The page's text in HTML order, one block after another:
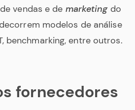
vendas e de marketingdo
modelos de análise
benchmarking, entre outros.
fornecedores